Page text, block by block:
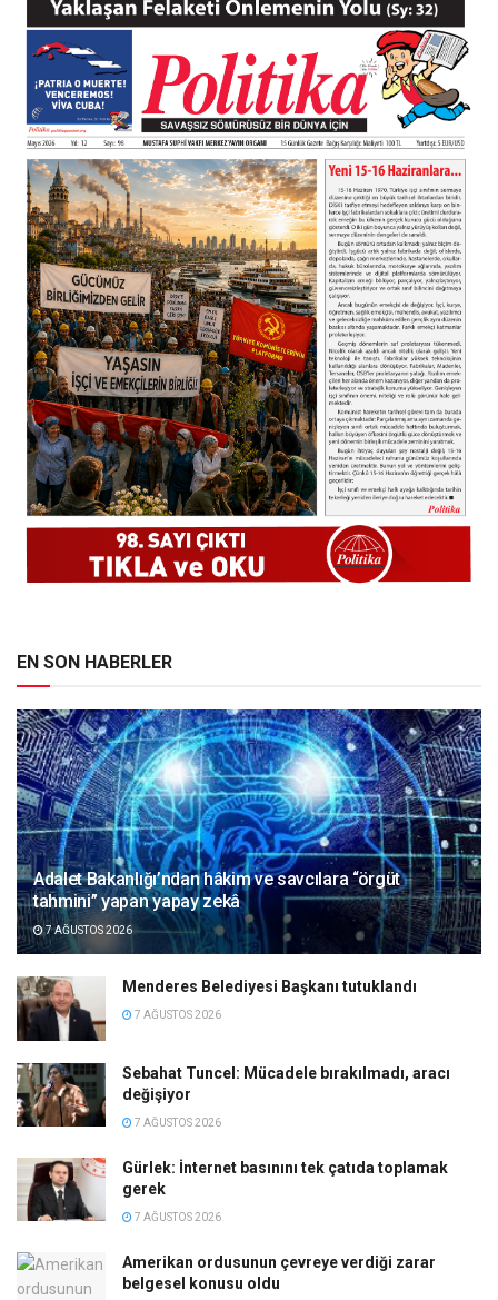
EN SON HABERLER
Adalet Bakanlığı’ndan hâkim ve savcılara “örgüt
tahmini” yapan yapay zekâ
7 AĞUSTOS 2026
Menderes Belediyesi Başkanı tutuklandı
7 AĞUSTOS 2026
Sebahat Tuncel: Mücadele bırakılmadı, aracı
değişiyor
7 AĞUSTOS 2026
Gürlek: İnternet basınını tek çatıda toplamak
gerek
7 AĞUSTOS 2026
Amerikan ordusunun çevreye verdiği zarar
belgesel konusu oldu